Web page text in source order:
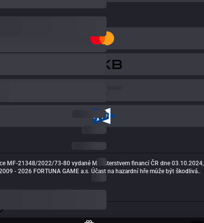
MF-21348/2022/73-80 vydané Ministerstvem financí ČR dne 03.10.2024,
- 2026 FORTUNA GAME a.s. Účast na hazardní hře může být škodlivá..